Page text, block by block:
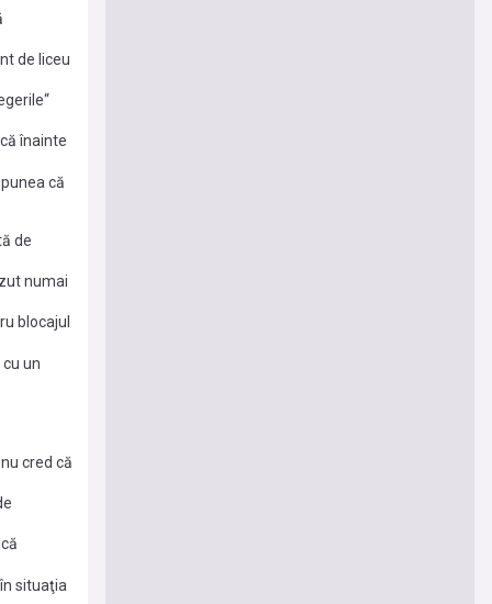
de liceu
înainte
că
de
numai
blocajul
un
cred că
situaţia